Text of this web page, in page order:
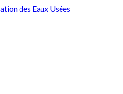
des Eaux Usées